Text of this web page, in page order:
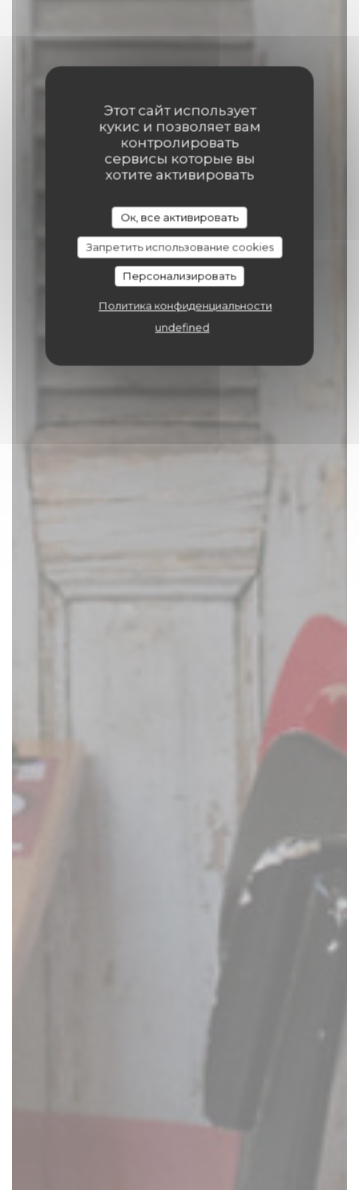
Этот сайт использует
кукис и позволяет вам
контролировать
сервисы которые вы
хотите активировать
Ок, все активировать
Запретить использование cookies
Персонализировать
Политика конфиденциальности
undefined
Comptoir 17
ПОСТАВЩИК|TOURNAI
ЗАБРОНИРОВАТЬ СТОЛИК